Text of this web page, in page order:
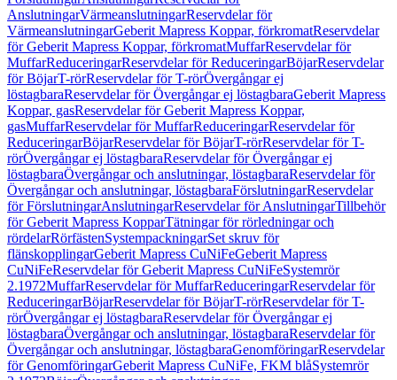
AnslutningarVärmeanslutningarReservdelar för
VärmeanslutningarGeberit Mapress Koppar, förkromatReservdelar
för Geberit Mapress Koppar, förkromatMuffarReservdelar för
MuffarReduceringarReservdelar för ReduceringarBöjarReservdelar
för BöjarT-rörReservdelar för T-rörÖvergångar ej
löstagbaraReservdelar för Övergångar ej löstagbaraGeberit Mapress
Koppar, gasReservdelar för Geberit Mapress Koppar,
gasMuffarReservdelar för MuffarReduceringarReservdelar för
ReduceringarBöjarReservdelar för BöjarT-rörReservdelar för T-
rörÖvergångar ej löstagbaraReservdelar för Övergångar ej
löstagbaraÖvergångar och anslutningar, löstagbaraReservdelar för
Övergångar och anslutningar, löstagbaraFörslutningarReservdelar
för FörslutningarAnslutningarReservdelar för AnslutningarTillbehör
för Geberit Mapress KopparTätningar för rörledningar och
rördelarRörfästenSystempackningarSet skruv för
flänskopplingarGeberit Mapress CuNiFeGeberit Mapress
CuNiFeReservdelar för Geberit Mapress CuNiFeSystemrör
2.1972MuffarReservdelar för MuffarReduceringarReservdelar för
ReduceringarBöjarReservdelar för BöjarT-rörReservdelar för T-
rörÖvergångar ej löstagbaraReservdelar för Övergångar ej
löstagbaraÖvergångar och anslutningar, löstagbaraReservdelar för
Övergångar och anslutningar, löstagbaraGenomföringarReservdelar
för GenomföringarGeberit Mapress CuNiFe, FKM blåSystemrör